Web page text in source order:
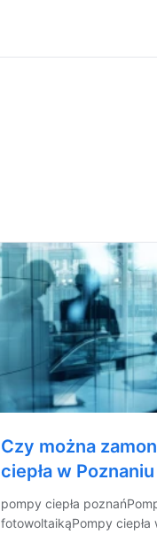
Czy można
ciepła w
pompy ciepła
fotowoltaikąPompy ciepła